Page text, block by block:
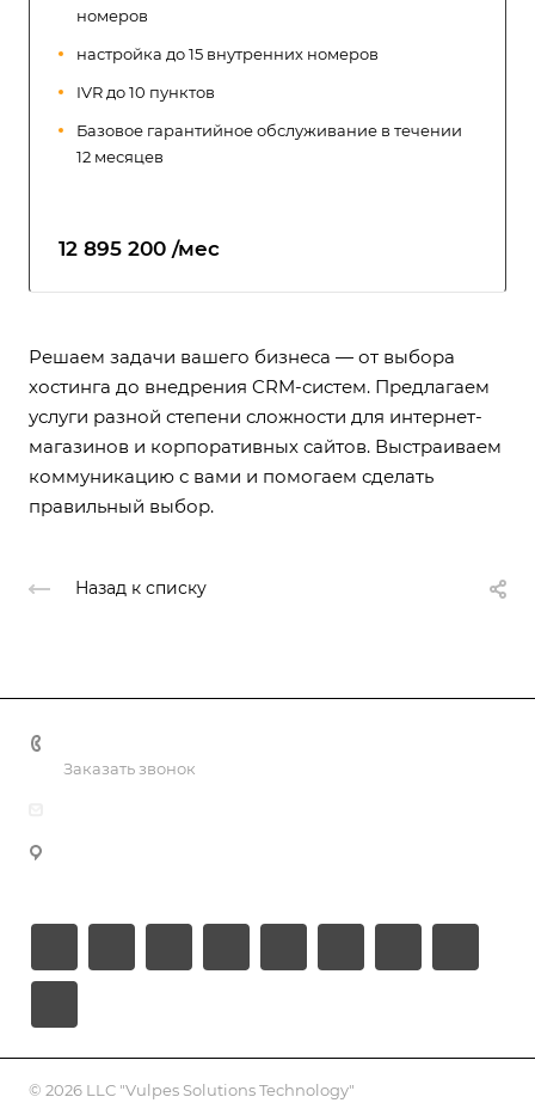
номеров
настройка до 15 внутренних номеров
IVR до 10 пунктов
Базовое гарантийное обслуживание в течении
12 месяцев
12 895 200 /мес
Решаем задачи вашего бизнеса — от выбора
хостинга до внедрения CRM-систем. Предлагаем
услуги разной степени сложности для интернет-
магазинов и корпоративных сайтов. Выстраиваем
коммуникацию с вами и помогаем сделать
правильный выбор.
Назад к списку
Заказать звонок
© 2026 LLC "Vulpes Solutions Technology"